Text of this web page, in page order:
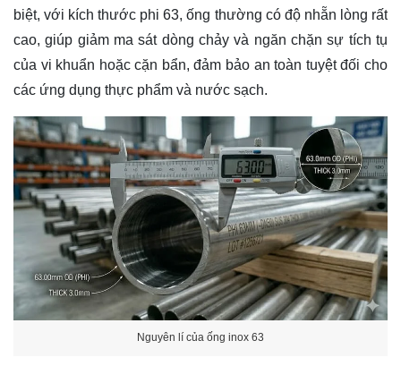
biệt, với kích thước phi 63, ống thường có độ nhẵn lòng rất
cao, giúp giảm ma sát dòng chảy và ngăn chặn sự tích tụ
của vi khuẩn hoặc cặn bẩn, đảm bảo an toàn tuyệt đối cho
các ứng dụng thực phẩm và nước sạch.
Nguyên lí của ống inox 63